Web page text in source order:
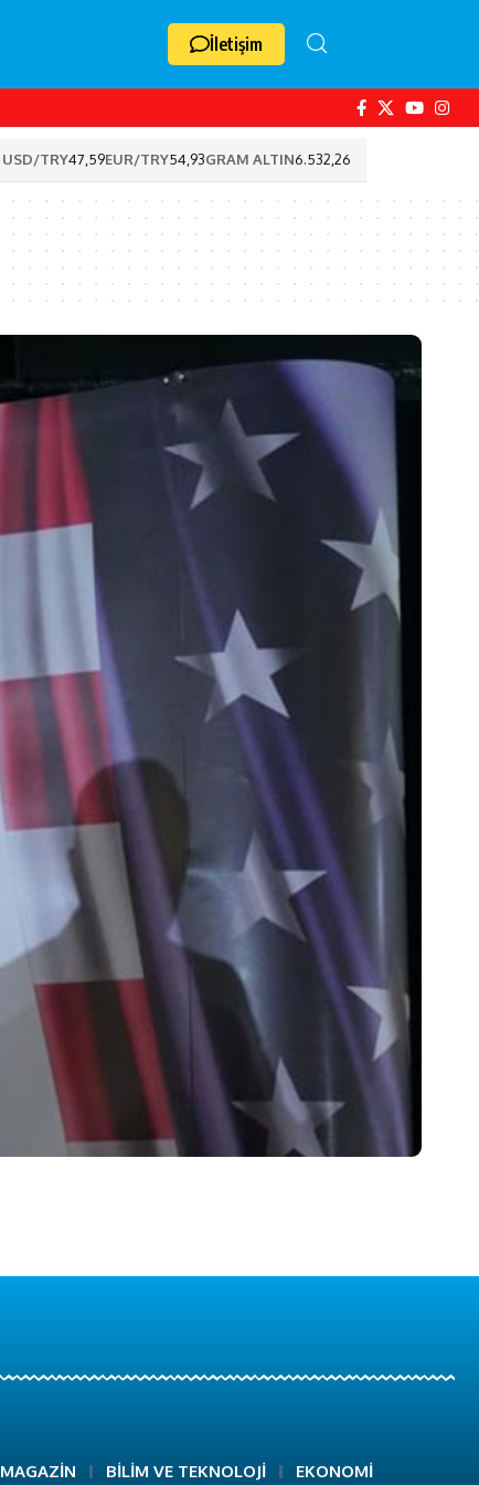
İletişim
USD/TRY47,59EUR/TRY54,93GRAM ALTIN6.532,26
MAGAZİN BİLİM VE TEKNOLOJİ EKONOMİ